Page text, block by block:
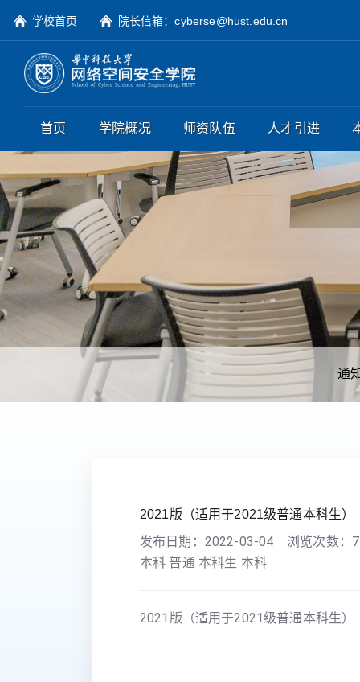
学校首页 院长信箱：cyberse@hust.edu.cn
首页 学院概况 师资队伍 人才引进
通
2021版（适用于2021级普通本科生）
发布日期： 2022-03-04 浏览次数：
本科 普通 本科生 本科
2021版（适用于2021级普通本科生）